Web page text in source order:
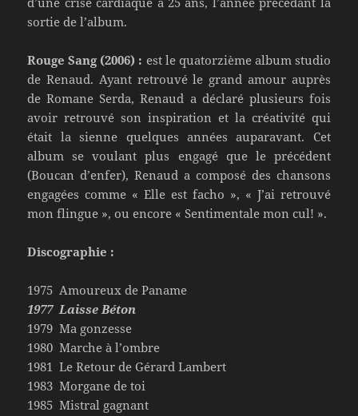
sortie de l’album.
Rouge Sang (2006) : est le quatorzième album studio
de Renaud. Ayant retrouvé le grand amour auprès
de Romane Serda, Renaud a déclaré plusieurs fois
avoir retrouvé son inspiration et la créativité qui
était la sienne quelques années auparavant. Cet
album se voulant plus engagé que le précédent
(Boucan d’enfer), Renaud a composé des chansons
engagées comme « Elle est facho », « J’ai retrouvé
mon flingue », ou encore « Sentimentale mon cul! ».
Discographie :
1975 Amoureux de Paname
1977 Laisse Béton
1979 Ma gonzesse
1980 Marche à l’ombre
1981 Le Retour de Gérard Lambert
1983 Morgane de toi
1985 Mistral gagnant